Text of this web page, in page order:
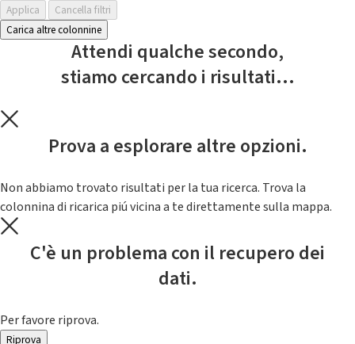
Applica
Cancella filtri
Carica altre colonnine
Attendi qualche secondo,
stiamo cercando i risultati...
Prova a esplorare altre opzioni.
Non abbiamo trovato risultati per la tua ricerca. Trova la
colonnina di ricarica piú vicina a te direttamente sulla mappa.
C'è un problema con il recupero dei
dati.
Per favore riprova.
Riprova